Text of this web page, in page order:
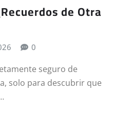
de Otra
0
seguro de
solo para descubrir que